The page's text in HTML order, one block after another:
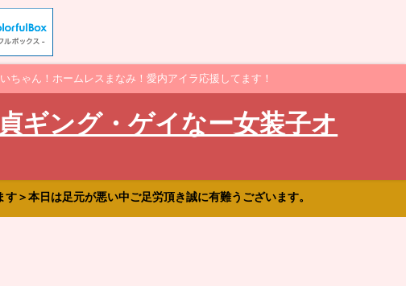
ゃん！ホームレスまなみ！愛内アイラ応援してます！
ギング・ゲイなー女装子オ
＞本日は足元が悪い中ご足労頂き誠に有難うございます。